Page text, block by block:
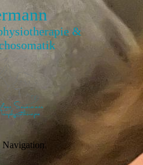
&
Navigation